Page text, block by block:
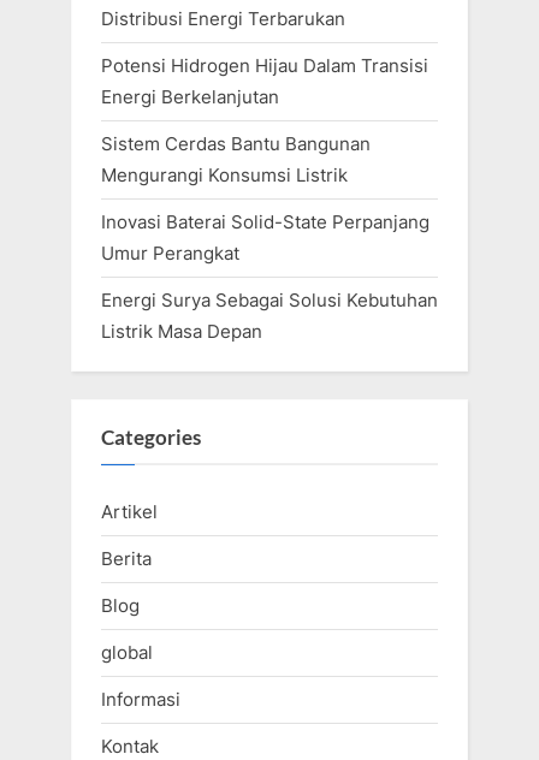
Distribusi Energi Terbarukan
Potensi Hidrogen Hijau Dalam Transisi
Energi Berkelanjutan
Sistem Cerdas Bantu Bangunan
Mengurangi Konsumsi Listrik
Inovasi Baterai Solid-State Perpanjang
Umur Perangkat
Energi Surya Sebagai Solusi Kebutuhan
Listrik Masa Depan
Categories
Artikel
Berita
Blog
global
Informasi
Kontak